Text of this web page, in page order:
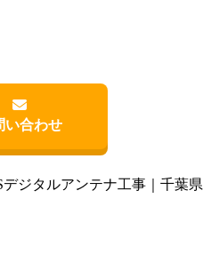
い合わせ
デジタルアンテナ工事｜千葉県